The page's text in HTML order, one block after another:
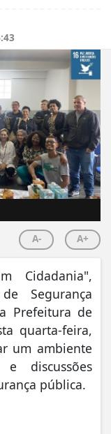
A- A+
Cidadania",
Segurança
Prefeitura de
quarta-feira,
um ambiente
discussões
pública.